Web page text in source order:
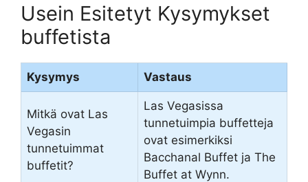
Usein Esitetyt Kysymykset
buffetista
Kysymys Vastaus
Mitkä ovat Las
Vegasin
tunnetuimmat
buffetit?
Las Vegasissa
tunnetuimpia buffetteja
ovat esimerkiksi
Bacchanal Buffet ja The
Buffet at Wynn.